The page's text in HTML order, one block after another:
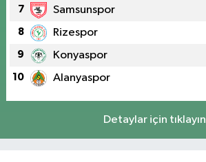
7 Samsunspor
8 Rizespor
9 Konyaspor
10 Alanyaspor
Detaylar için tıklayın